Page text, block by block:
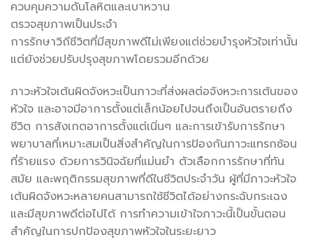
ควบคุมความดันโลหิตและเบาหวาน
ตรวจสุขภาพเป็นประจำ
การรักษาวิถีชีวิตที่มีสุขภาพดีไม่เพียงแต่ช่วยบำรุงหัวใจเท่านั้น
แต่ยังช่วยปรับปรุงสุขภาพโดยรวมอีกด้วย
ภาวะหัวใจเต้นผิดจังหวะเป็นภาวะที่ส่งผลต่อจังหวะการเต้นของ
หัวใจ และอาจมีอาการตั้งแต่เล็กน้อยไปจนถึงเป็นอันตรายถึง
ชีวิต การสังเกตอาการตั้งแต่เนิ่นๆ และการเข้ารับการรักษา
พยาบาลที่เหมาะสมเป็นสิ่งสำคัญในการป้องกันภาวะแทรกซ้อน
ที่ร้ายแรง ด้วยการวินิจฉัยที่แม่นยำ ตัวเลือกการรักษาที่ทัน
สมัย ​​และพฤติกรรมสุขภาพที่ดีในชีวิตประจำวัน ผู้ที่มีภาวะหัวใจ
เต้นผิดจังหวะหลายคนสามารถใช้ชีวิตได้อย่างกระฉับกระเฉง
และมีสุขภาพดีต่อไปได้ การทำความเข้าใจภาวะนี้เป็นขั้นตอน
สำคัญในการปกป้องสุขภาพหัวใจในระยะยาว